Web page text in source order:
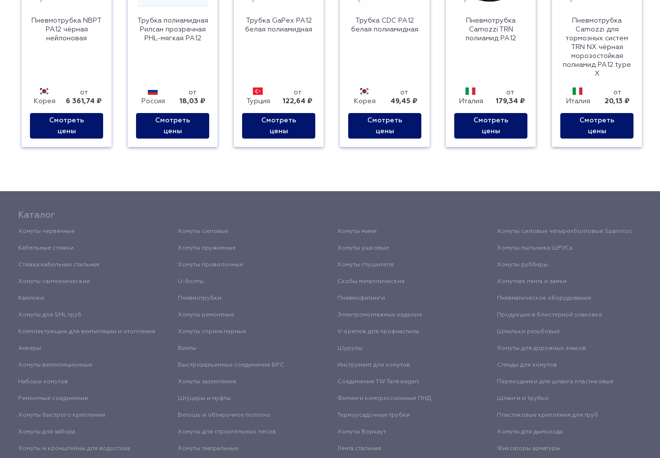
Пневмотрубка NBPT
PA12 чёрная
нейлоновая
Корея
от
6 361,74 ₽
Смотреть
цены
Трубка полиамидная
Рилсан прозрачная
PHL-мягкая PA12
Россия
от
18,03 ₽
Смотреть
цены
Трубка GaPex РА12
белая полиамидная
Турция
от
122,64 ₽
Смотреть
цены
Трубка CDC PA12
белая полиамидная
Корея
от
49,45 ₽
Смотреть
цены
Пневмотрубка
Camozzi TRN
полиамид PA12
Италия
от
179,34 ₽
Смотреть
цены
Пневмотрубка
Camozzi для
тормозных систем
TRN NX чёрная
морозостойкая
полиамид PA12 type
X
Италия
от
20,13 ₽
Смотреть
цены
Каталог
Хомуты червячные Хомуты силовые Хомуты мини Хомуты силовые четырехболтовые Spannloc
Кабельные стяжки Хомуты пружинные Хомуты ушковые Хомуты пыльника ШРУСа
Стяжка кабельная стальная Хомуты проволочные Хомуты глушителя Хомуты рубберы
Хомуты сантехнические U-болты Скобы металлические Хомутная лента и замки
Камлоки Пневмотрубки Пневмофитинги Пневматическое оборудование
Хомуты для SML труб Хомуты ремонтные Электромонтажные изделия Продукция в блистерной упаковке
Комплектующие для вентиляции и отопления Хомуты спринклерные V-крепеж для профнастила Шпильки резьбовые
Анкеры Винты Шурупы Хомуты для дорожных знаков
Хомуты вентиляционные Быстроразъемные соединения БРС Инструмент для хомутов Стенды для хомутов
Наборы хомутов Хомуты заземления Соединения TW Tankwagen Переходники для шланга пластиковые
Ремонтные соединения Штуцеры и муфты Фитинги компрессионные ПНД Шланги и трубки
Хомуты быстрого крепления Ветошь и обтирочное полотно Термоусадочные трубки Пластиковые крепления для труб
Хомуты для забора Хомуты для строительных лесов Хомуты Воркаут Хомуты для дымохода
Хомуты и кронштейны для водостока Хомуты театральные Лента стальная Фиксаторы арматуры